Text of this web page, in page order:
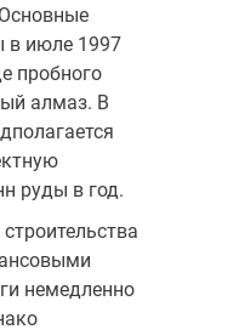
в июле 1997
пробного
алмаз. В
руды в год.
немедленно